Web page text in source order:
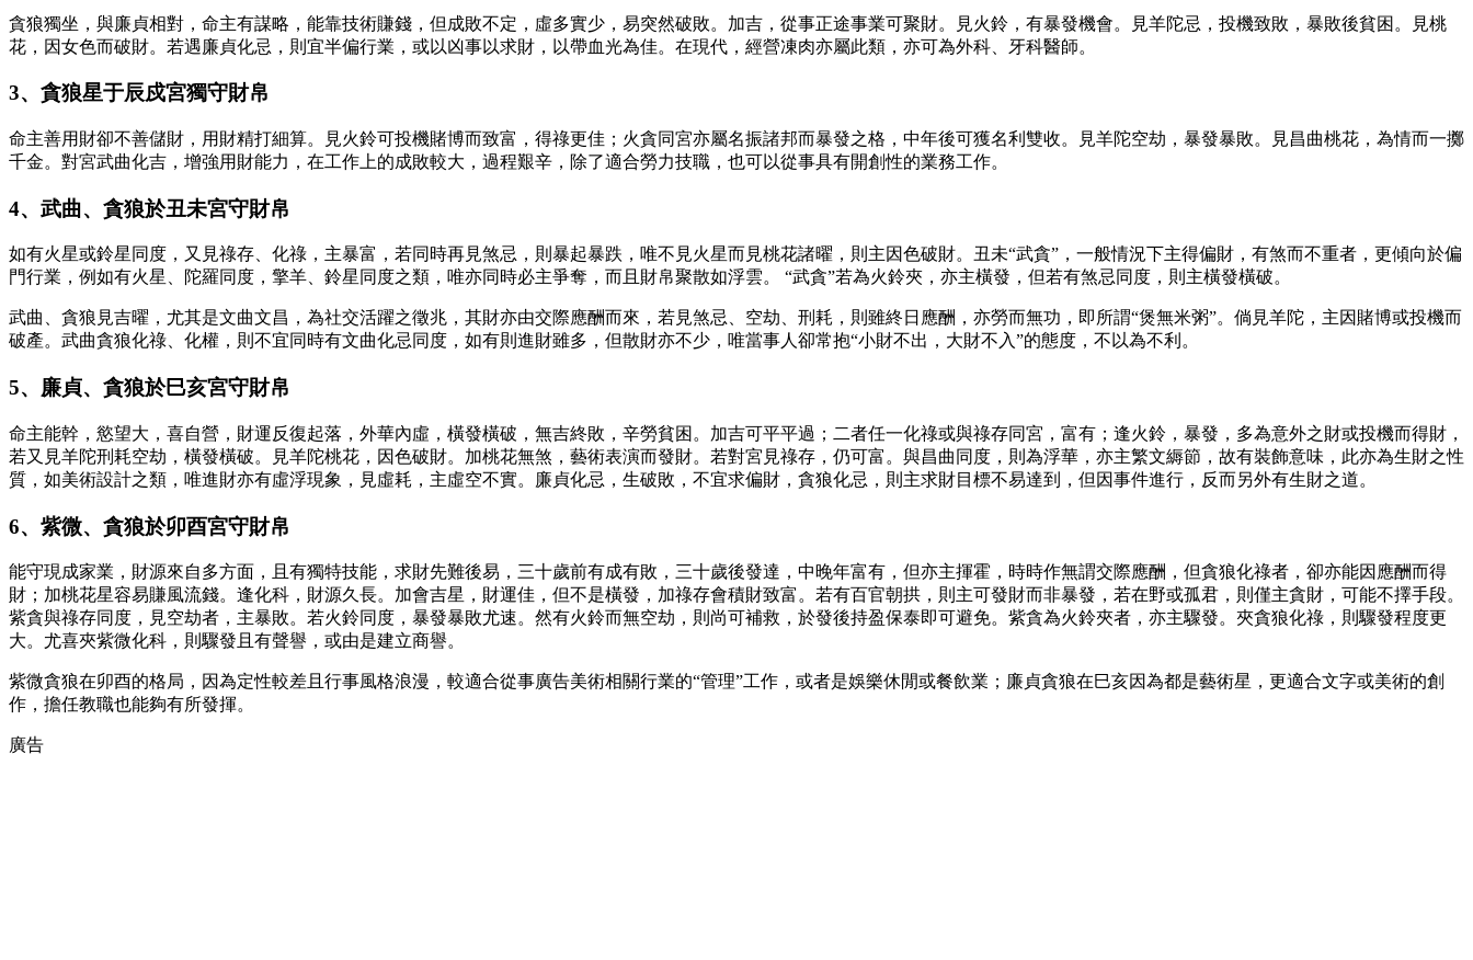
貪狼獨坐，與廉貞相對，命主有謀略，能靠技術賺錢，但成敗不定，虛多實少，易突然破敗。加吉，從事正途事業可聚財。見火鈴，有暴發機會。見羊陀忌，投機致敗，暴敗後貧困。見桃
花，因女色而破財。若遇廉貞化忌，則宜半偏行業，或以凶事以求財，以帶血光為佳。在現代，經營凍肉亦屬此類，亦可為外科、牙科醫師。
3、貪狼星于辰戍宮獨守財帛
命主善用財卻不善儲財，用財精打細算。見火鈴可投機賭博而致富，得祿更佳；火貪同宮亦屬名振諸邦而暴發之格，中年後可獲名利雙收。見羊陀空劫，暴發暴敗。見昌曲桃花，為情而一擲
千金。對宮武曲化吉，增強用財能力，在工作上的成敗較大，過程艱辛，除了適合勞力技職，也可以從事具有開創性的業務工作。
4、武曲、貪狼於丑未宮守財帛
如有火星或鈴星同度，又見祿存、化祿，主暴富，若同時再見煞忌，則暴起暴跌，唯不見火星而見桃花諸曜，則主因色破財。丑未“武貪”，一般情況下主得偏財，有煞而不重者，更傾向於偏
門行業，例如有火星、陀羅同度，擎羊、鈴星同度之類，唯亦同時必主爭奪，而且財帛聚散如浮雲。 “武貪”若為火鈴夾，亦主橫發，但若有煞忌同度，則主橫發橫破。
武曲、貪狼見吉曜，尤其是文曲文昌，為社交活躍之徵兆，其財亦由交際應酬而來，若見煞忌、空劫、刑耗，則雖終日應酬，亦勞而無功，即所謂“煲無米粥”。倘見羊陀，主因賭博或投機而
破產。武曲貪狼化祿、化權，則不宜同時有文曲化忌同度，如有則進財雖多，但散財亦不少，唯當事人卻常抱“小財不出，大財不入”的態度，不以為不利。
5、廉貞、貪狼於巳亥宮守財帛
命主能幹，慾望大，喜自營，財運反復起落，外華內虛，橫發橫破，無吉終敗，辛勞貧困。加吉可平平過；二者任一化祿或與祿存同宮，富有；逢火鈴，暴發，多為意外之財或投機而得財，
若又見羊陀刑耗空劫，橫發橫破。見羊陀桃花，因色破財。加桃花無煞，藝術表演而發財。若對宮見祿存，仍可富。與昌曲同度，則為浮華，亦主繁文縟節，故有裝飾意味，此亦為生財之性
質，如美術設計之類，唯進財亦有虛浮現象，見虛耗，主虛空不實。廉貞化忌，生破敗，不宜求偏財，貪狼化忌，則主求財目標不易達到，但因事件進行，反而另外有生財之道。
6、紫微、貪狼於卯酉宮守財帛
能守現成家業，財源來自多方面，且有獨特技能，求財先難後易，三十歲前有成有敗，三十歲後發達，中晚年富有，但亦主揮霍，時時作無謂交際應酬，但貪狼化祿者，卻亦能因應酬而得
財；加桃花星容易賺風流錢。逢化科，財源久長。加會吉星，財運佳，但不是橫發，加祿存會積財致富。若有百官朝拱，則主可發財而非暴發，若在野或孤君，則僅主貪財，可能不擇手段。
紫貪與祿存同度，見空劫者，主暴敗。若火鈴同度，暴發暴敗尤速。然有火鈴而無空劫，則尚可補救，於發後持盈保泰即可避免。紫貪為火鈴夾者，亦主驟發。夾貪狼化祿，則驟發程度更
大。尤喜夾紫微化科，則驟發且有聲譽，或由是建立商譽。
紫微貪狼在卯酉的格局，因為定性較差且行事風格浪漫，較適合從事廣告美術相關行業的“管理”工作，或者是娛樂休閒或餐飲業；廉貞貪狼在巳亥因為都是藝術星，更適合文字或美術的創
作，擔任教職也能夠有所發揮。
廣告